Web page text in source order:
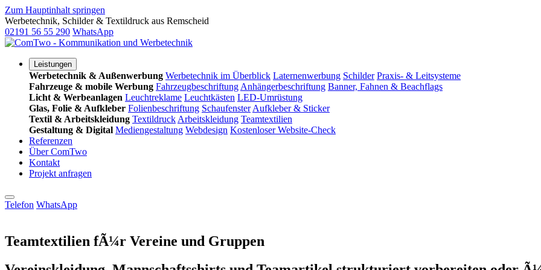
Zum Hauptinhalt springen
Werbetechnik, Schilder & Textildruck aus Remscheid
02191 56 55 290 WhatsApp
Leistungen
Werbetechnik & Außenwerbung Werbetechnik im Überblick Laternenwerbung Schilder Praxis- & Leitsysteme
Fahrzeuge & mobile Werbung Fahrzeugbeschriftung Anhängerbeschriftung Banner, Fahnen & Beachflags
Licht & Werbeanlagen Leuchtreklame Leuchtkästen LED-Umrüstung
Glas, Folie & Aufkleber Folienbeschriftung Schaufenster Aufkleber & Sticker
Textil & Arbeitskleidung Textildruck Arbeitskleidung Teamtextilien
Gestaltung & Digital Mediengestaltung Webdesign Kostenloser Website-Check
Referenzen
Über ComTwo
Kontakt
Projekt anfragen
Telefon WhatsApp
Teamtextilien fÃ¼r Vereine und Gruppen